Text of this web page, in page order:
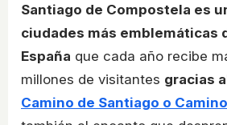
Santiago de Compostela es
ciudades más emblemáticas
España que cada año recibe
millones de visitantes gracias
Camino de Santiago o